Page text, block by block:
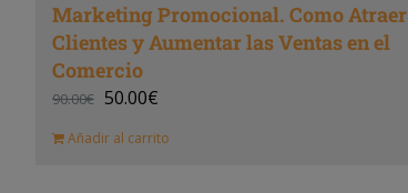
Marketing Promocional. Como Atraer
Clientes y Aumentar las Ventas en el
Comercio
90.00€ 50.00€
Añadir al carrito